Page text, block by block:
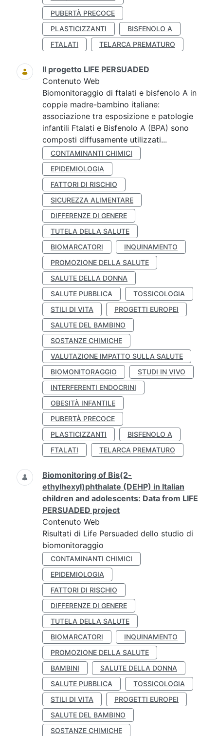
PUBERTÀ PRECOCE
PLASTICIZZANTI
BISFENOLO A
FTALATI
TELARCA PREMATURO
Il progetto LIFE PERSUADED
Contenuto Web
Biomonitoraggio di ftalati e bisfenolo A in
coppie madre-bambino italiane:
associazione tra esposizione e patologie
infantili Ftalati e Bisfenolo A (BPA) sono
composti diffusamente utilizzati...
CONTAMINANTI CHIMICI
EPIDEMIOLOGIA
FATTORI DI RISCHIO
SICUREZZA ALIMENTARE
DIFFERENZE DI GENERE
TUTELA DELLA SALUTE
BIOMARCATORI
INQUINAMENTO
PROMOZIONE DELLA SALUTE
SALUTE DELLA DONNA
SALUTE PUBBLICA
TOSSICOLOGIA
STILI DI VITA
PROGETTI EUROPEI
SALUTE DEL BAMBINO
SOSTANZE CHIMICHE
VALUTAZIONE IMPATTO SULLA SALUTE
BIOMONITORAGGIO
STUDI IN VIVO
INTERFERENTI ENDOCRINI
OBESITÀ INFANTILE
PUBERTÀ PRECOCE
PLASTICIZZANTI
BISFENOLO A
FTALATI
TELARCA PREMATURO
Biomonitoring of Bis(2-
ethylhexyl)phthalate (DEHP) in Italian
children and adolescents: Data from LIFE
PERSUADED project
Contenuto Web
Risultati di Life Persuaded dello studio di
biomonitoraggio
CONTAMINANTI CHIMICI
EPIDEMIOLOGIA
FATTORI DI RISCHIO
DIFFERENZE DI GENERE
TUTELA DELLA SALUTE
BIOMARCATORI
INQUINAMENTO
PROMOZIONE DELLA SALUTE
BAMBINI
SALUTE DELLA DONNA
SALUTE PUBBLICA
TOSSICOLOGIA
STILI DI VITA
PROGETTI EUROPEI
SALUTE DEL BAMBINO
SOSTANZE CHIMICHE